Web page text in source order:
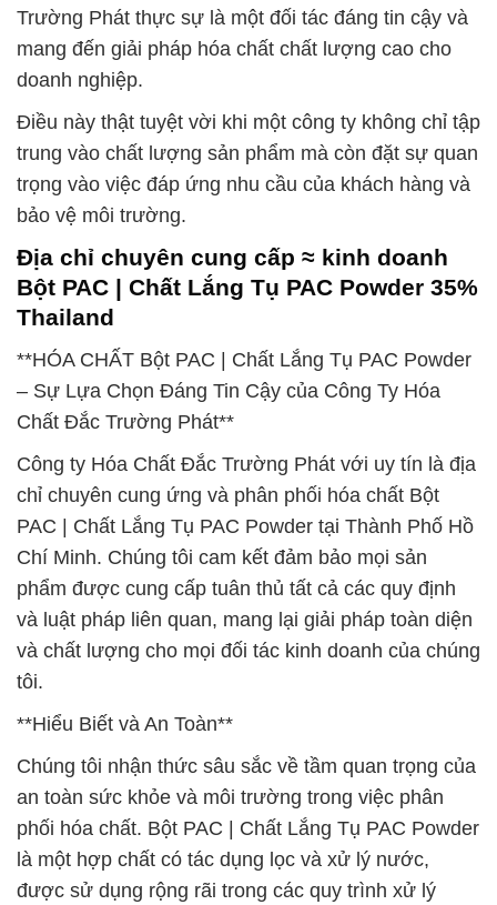
Trường Phát thực sự là một đối tác đáng tin cậy và
mang đến giải pháp hóa chất chất lượng cao cho
doanh nghiệp.
Điều này thật tuyệt vời khi một công ty không chỉ tập
trung vào chất lượng sản phẩm mà còn đặt sự quan
trọng vào việc đáp ứng nhu cầu của khách hàng và
bảo vệ môi trường.
Địa chỉ chuyên cung cấp ≈ kinh doanh
Bột PAC | Chất Lắng Tụ PAC Powder 35%
Thailand
**HÓA CHẤT Bột PAC | Chất Lắng Tụ PAC Powder
– Sự Lựa Chọn Đáng Tin Cậy của Công Ty Hóa
Chất Đắc Trường Phát**
Công ty Hóa Chất Đắc Trường Phát với uy tín là địa
chỉ chuyên cung ứng và phân phối hóa chất Bột
PAC | Chất Lắng Tụ PAC Powder tại Thành Phố Hồ
Chí Minh. Chúng tôi cam kết đảm bảo mọi sản
phẩm được cung cấp tuân thủ tất cả các quy định
và luật pháp liên quan, mang lại giải pháp toàn diện
và chất lượng cho mọi đối tác kinh doanh của chúng
tôi.
**Hiểu Biết và An Toàn**
Chúng tôi nhận thức sâu sắc về tầm quan trọng của
an toàn sức khỏe và môi trường trong việc phân
phối hóa chất. Bột PAC | Chất Lắng Tụ PAC Powder
là một hợp chất có tác dụng lọc và xử lý nước,
được sử dụng rộng rãi trong các quy trình xử lý